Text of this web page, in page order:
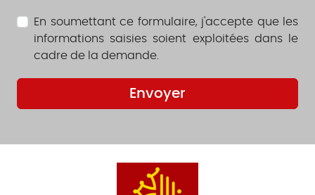
En soumettant ce formulaire, j'accepte que les
informations saisies soient exploitées dans le
cadre de la demande.